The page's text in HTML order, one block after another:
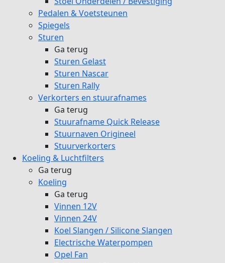
Pedalen & Voetsteunen
Spiegels
Sturen
Ga terug
Sturen Gelast
Sturen Nascar
Sturen Rally
Verkorters en stuurafnames
Ga terug
Stuurafname Quick Release
Stuurnaven Origineel
Stuurverkorters
Koeling & Luchtfilters
Ga terug
Koeling
Ga terug
Vinnen 12V
Vinnen 24V
Koel Slangen / Silicone Slangen
Electrische Waterpompen
Opel Fan